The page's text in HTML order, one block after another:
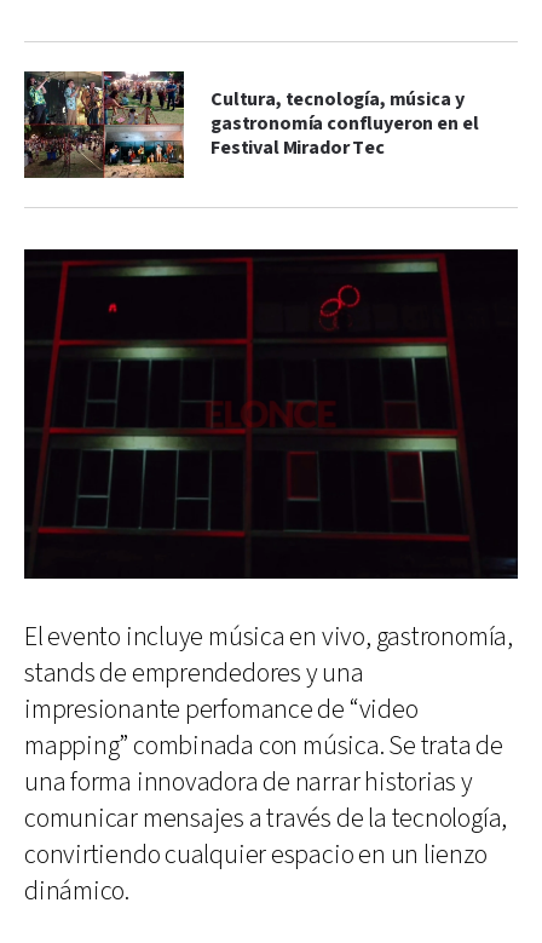
Cultura, tecnología, música y
gastronomía confluyeron en el
Festival Mirador Tec
El evento incluye música en vivo, gastronomía,
stands de emprendedores y una
impresionante perfomance de “video
mapping” combinada con música. Se trata de
una forma innovadora de narrar historias y
comunicar mensajes a través de la tecnología,
convirtiendo cualquier espacio en un lienzo
dinámico.